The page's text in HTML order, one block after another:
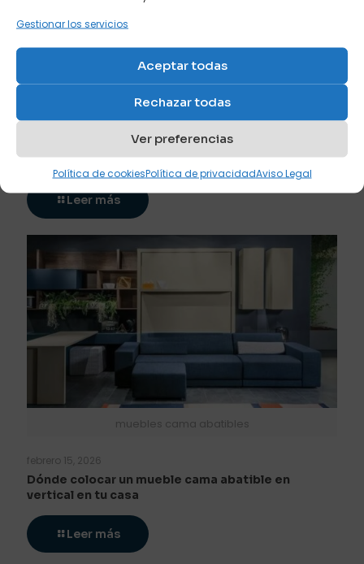
Gestionar los servicios
Aceptar todas
Rechazar todas
Ver preferencias
Política de cookiesPolítica de privacidadAviso Legal
Muebles cama abatibles con escritorio: la mejor
opción para teletrabajar
Leer más
muebles cama abatibles
febrero 15, 2026
Dónde colocar un mueble cama abatible en
vertical en tu casa
Leer más